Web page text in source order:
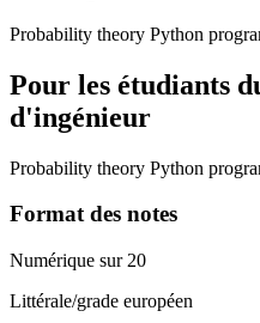
Probability theory Python
Pour les étudiants
d'ingénieur
Probability theory Python
Format des notes
Numérique sur 20
Littérale/grade européen